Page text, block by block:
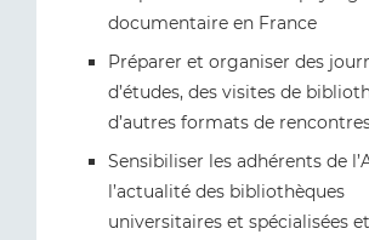
documentaire en France
Préparer et organiser des
d’études, des visites de
d’autres formats de
Sensibiliser les adhérents de
l’actualité des bibliothèques
universitaires et spécialisées